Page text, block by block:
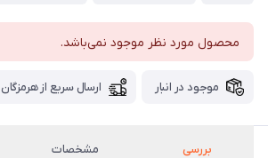
محصول مورد نظر موجود نمی‌باشد.
موجود در انبار ارسال سریع از هرمزگان
بررسی مشخصات